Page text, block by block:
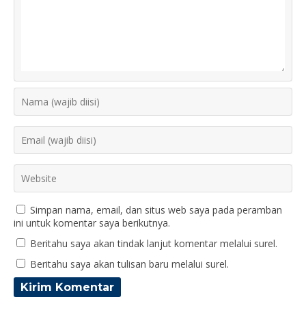
Simpan nama, email, dan situs web saya pada peramban
ini untuk komentar saya berikutnya.
Beritahu saya akan tindak lanjut komentar melalui surel.
Beritahu saya akan tulisan baru melalui surel.